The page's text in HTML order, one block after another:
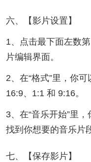
六、【影片设置】
1、点击最下面左数
片编辑界面。
2、在“格式”里，你
16:9、1:1 和 9:16。
3、在“音乐开始”里
找到你想要的音乐片
七、【保存影片】